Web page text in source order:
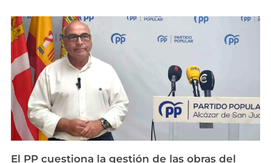
El PP cuestiona la gestión de las obras del